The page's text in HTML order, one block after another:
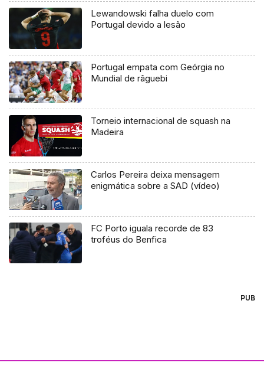
Lewandowski falha duelo com
Portugal devido a lesão
Portugal empata com Geórgia no
Mundial de râguebi
Torneio internacional de squash na
Madeira
Carlos Pereira deixa mensagem
enigmática sobre a SAD (vídeo)
FC Porto iguala recorde de 83
troféus do Benfica
PUB